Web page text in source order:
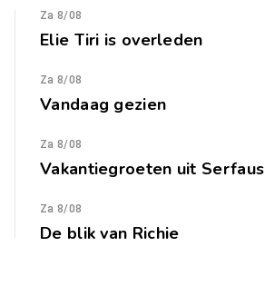
Za 8/08
Elie Tiri is overleden
Za 8/08
Vandaag gezien
Za 8/08
Vakantiegroeten uit Serfaus
Za 8/08
De blik van Richie